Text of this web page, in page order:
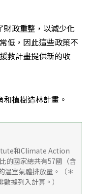
政重整，以減少化
低，因此這些政策不
救計畫提供新的收
植樹造林計畫。
和Climate Action
的國家總共有57國（含
溫室氣體排放量。（＊
據列入計算。）